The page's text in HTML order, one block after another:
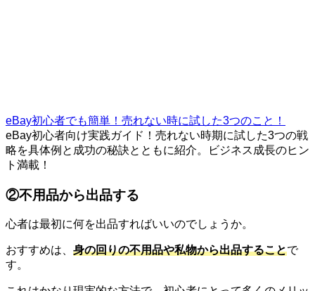
eBay初心者でも簡単！売れない時に試した3つのこと！
eBay初心者向け実践ガイド！売れない時期に試した3つの戦
略を具体例と成功の秘訣とともに紹介。ビジネス成長のヒン
ト満載！
②不用品から出品する
心者は最初に何を出品すればいいのでしょうか。
おすすめは、 身の回りの不用品や私物から出品することで
す。